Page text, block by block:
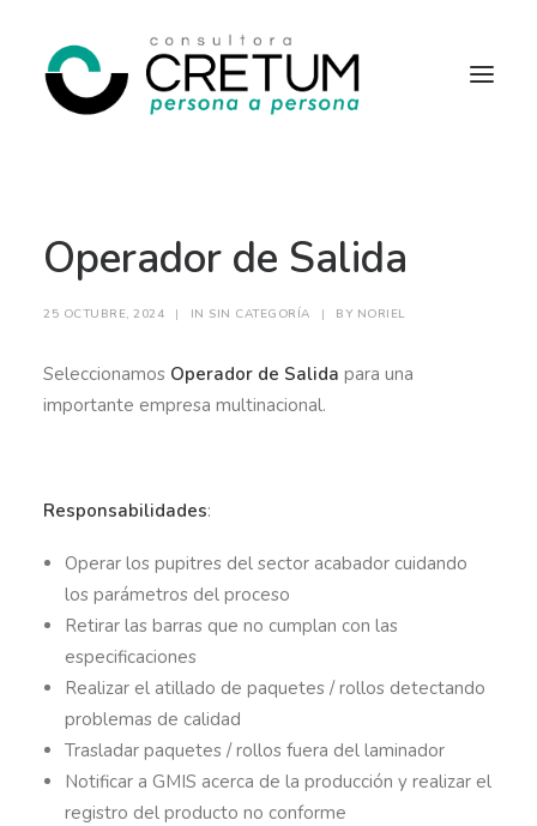
SERVICIOS
SOBRE NOSOTROS
Operador de Salida
25 OCTUBRE, 2024 | IN SIN CATEGORÍA | BY NORIEL
Seleccionamos Operador de Salida para una
importante empresa multinacional.
Responsabilidades:
Operar los pupitres del sector acabador cuidando
los parámetros del proceso
Retirar las barras que no cumplan con las
especificaciones
Realizar el atillado de paquetes / rollos detectando
problemas de calidad
Trasladar paquetes / rollos fuera del laminador
Notificar a GMIS acerca de la producción y realizar el
registro del producto no conforme